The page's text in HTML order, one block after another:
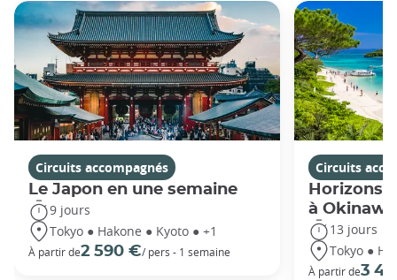
Circuits accompagnés
Le Japon en une semaine
9 jours
Tokyo ● Hakone ● Kyoto ● +1
À partir de2 590 €/ pers - 1 semaine
Circuits
Horizons
à Okinawa
13 jours
Tokyo ●
À partir de3